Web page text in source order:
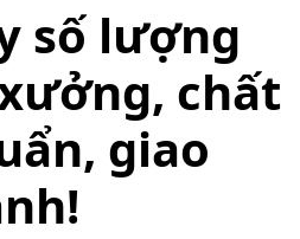
số lượng
chất
giao